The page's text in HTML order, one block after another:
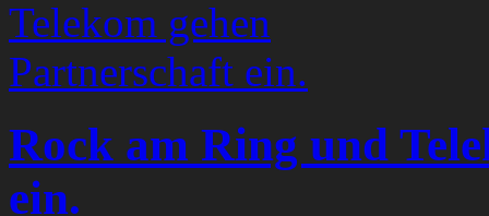
Rock am Ring und
ein.